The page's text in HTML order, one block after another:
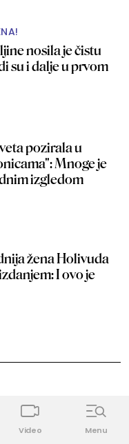
nosila je čistu
su i dalje u prvom
pozirala u
Mnoge je
izgledom
žena Holivuda
I ovo je
Video Menu